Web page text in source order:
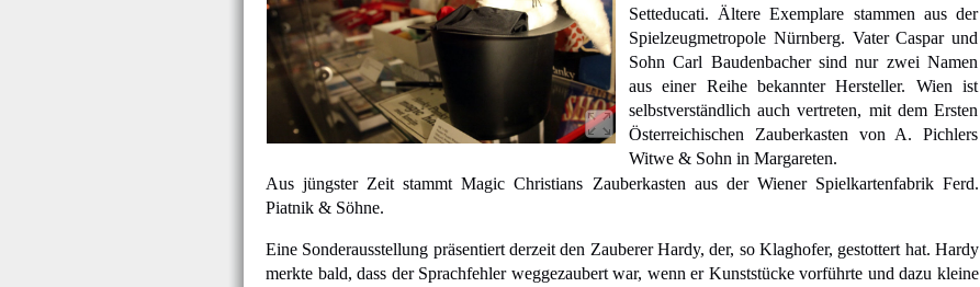
Setteducati. Ältere Exemplare stammen aus der
Spielzeugmetropole Nürnberg. Vater Caspar und
Sohn Carl Baudenbacher sind nur zwei Namen
aus einer Reihe bekannter Hersteller. Wien ist
selbstverständlich auch vertreten, mit dem Ersten
Österreichischen Zauberkasten von A. Pichlers
Witwe & Sohn in Margareten.
Aus jüngster Zeit stammt Magic Christians Zauberkasten aus der Wiener Spielkartenfabrik Ferd.
Piatnik & Söhne.
Eine Sonderausstellung präsentiert derzeit den Zauberer Hardy, der, so Klaghofer, gestottert hat. Hardy
merkte bald, dass der Sprachfehler weggezaubert war, wenn er Kunststücke vorführte und dazu kleine